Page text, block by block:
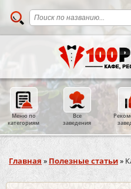
Меню по
категориям
Все
заведения
Вы здесь
Главная » Полезные статьи»